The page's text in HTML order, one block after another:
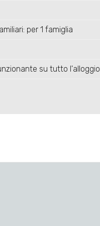
per 1 famiglia
su tutto l'alloggio